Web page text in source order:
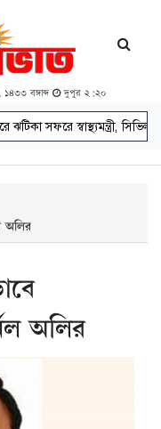
বঙ্গাব্দ দুপুর ২:২০
সফরে স্বাস্থ্যমন্ত্রী, সিভিল
অলির
অলির